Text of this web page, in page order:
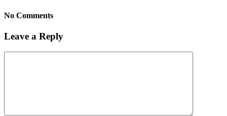
No Comments
Leave a Reply